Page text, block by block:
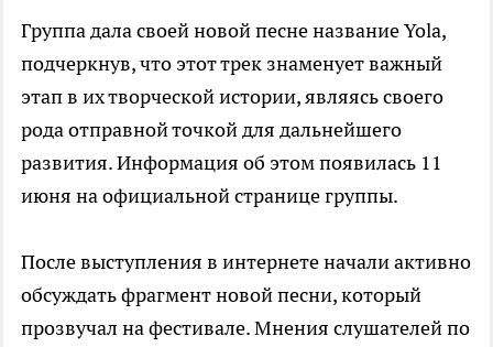
Группа дала своей новой песне название Yola,
подчеркнув, что этот трек знаменует важный
этап в их творческой истории, являясь своего
рода отправной точкой для дальнейшего
развития. Информация об этом появилась 11
июня на официальной странице группы.
После выступления в интернете начали активно
обсуждать фрагмент новой песни, который
прозвучал на фестивале. Мнения слушателей по